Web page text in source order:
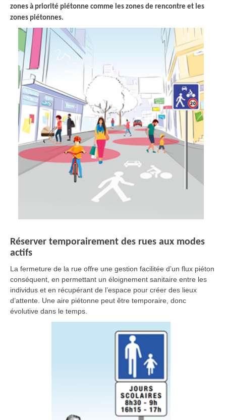
zones à priorité piétonne comme les zones de rencontre et les
zones piétonnes.
Réserver temporairement des rues aux modes
actifs
La fermeture de la rue offre une gestion facilitée d’un flux piéton
conséquent, en permettant un éloignement sanitaire entre les
individus et en récupérant de l’espace pour créer des lieux
d’attente. Une aire piétonne peut être temporaire, donc
évolutive dans le temps.